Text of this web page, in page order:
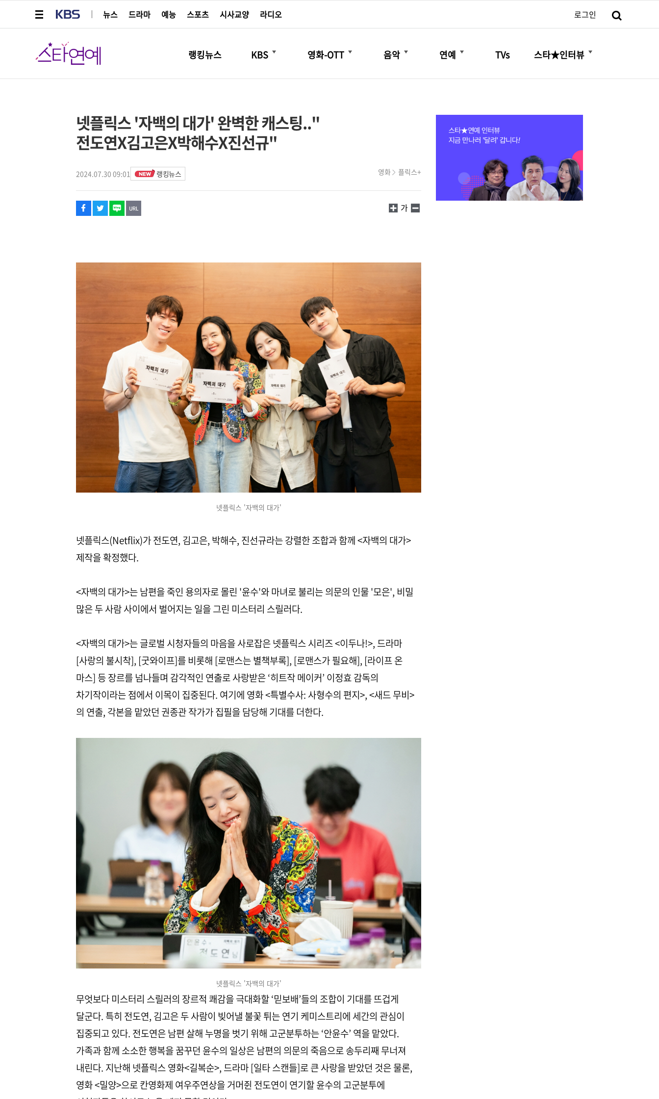
뉴스
드라마 예능 스포츠 시사교양 라디오 로그인
스타연예
랭킹뉴스 KBS
더보기
영화-OTT
더보기
음악
더보기
연예
더보기
TVs 스타★인터뷰
더보기
넷플릭스 '자백의 대가' 완벽한 캐스팅.."
전도연X김고은X박해수X진선규"
2024.07.30 09:01 랭킹뉴스 영화 플릭스+
페이스북
트위터
네이버
URL복사
글씨 작게보기
가
글씨 크게보기
넷플릭스 '자백의 대가'
넷플릭스(Netflix)가 전도연, 김고은, 박해수, 진선규라는 강렬한 조합과 함께 <자백의 대가>
제작을 확정했다.
<자백의 대가>는 남편을 죽인 용의자로 몰린 '윤수'와 마녀로 불리는 의문의 인물 '모은', 비밀
많은 두 사람 사이에서 벌어지는 일을 그린 미스터리 스릴러다.
<자백의 대가>는 글로벌 시청자들의 마음을 사로잡은 넷플릭스 시리즈 <이두나!>​, 드라마
[사랑의 불시착], [굿와이프]를 비롯해 [로맨스는 별책부록], [로맨스가 필요해], [라이프 온
마스] 등 장르를 넘나들며 감각적인 연출로 사랑받은 ‘히트작 메이커’ 이정효 감독의
차기작이라는 점에서 이목이 집중된다. 여기에 영화 <특별수사: 사형수의 편지>, <새드 무비​>
의 연출, 각본을 맡았던 권종관 작가가 집필을 담당해 기대를 더한다.
넷플릭스 '자백의 대가'
무엇보다 미스터리 스릴러의 장르적 쾌감을 극대화할 ‘믿보배’들의 조합이 기대를 뜨겁게
달군다. 특히 전도연, 김고은 두 사람이 빚어낼 불꽃 튀는 연기 케미스트리에 세간의 관심이
집중되고 있다. 전도연은 남편 살해 누명을 벗기 위해 고군분투하는 ‘안윤수’ 역을 맡았다.
가족과 함께 소소한 행복을 꿈꾸던 윤수의 일상은 남편의 의문의 죽음으로 송두리째 무너져
내린다. 지난해 넷플릭스 영화<길복순>, 드라마 [일타 스캔들]로 큰 사랑을 받았던 것은 물론,
영화 <밀양>으로 칸영화제 여우주연상을 거머쥔 전도연이 연기할 윤수의 고군분투에
해시태그
스타박스